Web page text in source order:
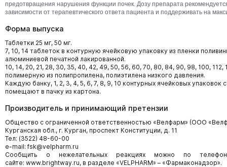
предотвращения нарушения функции почек. Дозу препарата
зависимости от терапевтического ответа пациента и поддерживать на
Форма выпуска
Таблетки 25 мг, 50 мг.
7, 10, 14 таблеток в контурную ячейковую упаковку из пленки
алюминиевой печатной лакированной.
10, 14, 20, 21, 28, 30, 35, 40, 42, 49, 50, 56, 60, 70, 80, 84, 90, 98, 100,
полимерную из полипропилена, полиэтилена низкого давления.
Каждую банку, 1, 2, 3, 4, 5, 6, 7, 8, 9, 10 контурных ячейковых
помещают в пачку из картона.
Производитель и принимающий претензии
Общество с ограниченной ответственностью «Велфарм» (ООО
Курганская обл., г. Курган, проспект Конституции, д. 11
Тел: (3522) 48-60-00
e-mail: fsk@velpharm.ru
Сообщить о нежелательных реакциях можно по
сайте: www.brightway.ru, в разделе «VELPHARM» – «Фармаконадзор».